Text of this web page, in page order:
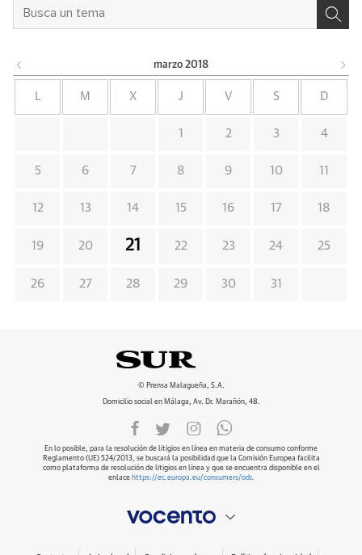
marzo 2018
L M X J V S D
1 2 3 4
5 6 7 8 9 10 11
12 13 14 15 16 17 18
19 20 21 22 23 24 25
26 27 28 29 30 31
© Prensa Malagueña, S.A.
Domicilio social en Málaga, Av. Dr. Marañón, 48.
En lo posible, para la resolución de litigios en línea en materia de consumo conforme
Reglamento (UE) 524/2013, se buscará la posibilidad que la Comisión Europea facilita
como plataforma de resolución de litigios en línea y que se encuentra disponible en el
enlace https://ec.europa.eu/consumers/odr.